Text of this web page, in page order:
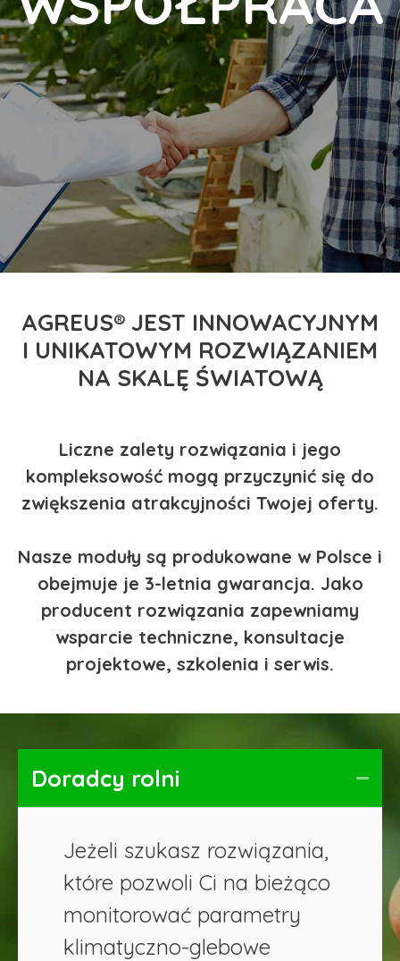
AGREUS® JEST INNOWACYJNYM
I UNIKATOWYM ROZWIĄZANIEM
NA SKALĘ ŚWIATOWĄ
Liczne zalety rozwiązania i jego
kompleksowość mogą przyczynić się do
zwiększenia atrakcyjności Twojej oferty.
Nasze moduły są produkowane w Polsce i
obejmuje je 3-letnia gwarancja. Jako
producent rozwiązania zapewniamy
wsparcie techniczne, konsultacje
projektowe, szkolenia i serwis.
Doradcy rolni
Jeżeli szukasz rozwiązania,
które pozwoli Ci na bieżąco
monitorować parametry
klimatyczno-glebowe